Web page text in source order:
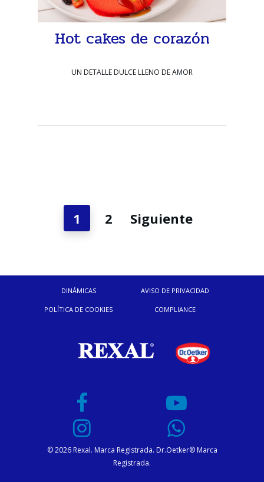
Hot cakes de corazón
UN DETALLE DULCE LLENO DE AMOR
1 2 Siguiente
DINÁMICAS AVISO DE PRIVACIDAD
POLÍTICA DE COOKIES COMPLIANCE
© 2026 Rexal. Marca Registrada. Dr.Oetker® Marca
Registrada.